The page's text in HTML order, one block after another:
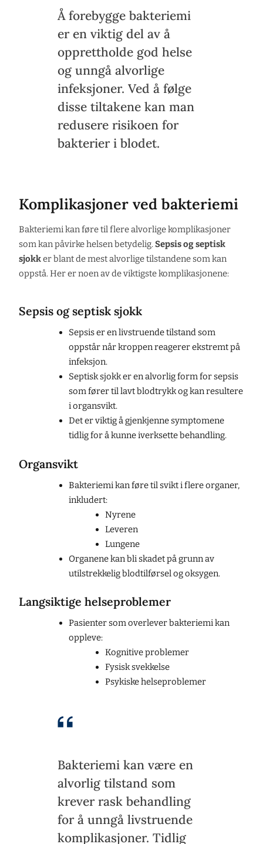
Å forebygge bakteriemi
er en viktig del av å
opprettholde god helse
og unngå alvorlige
infeksjoner. Ved å følge
disse tiltakene kan man
redusere risikoen for
bakterier i blodet.
Komplikasjoner ved bakteriemi
Bakteriemi kan føre til flere alvorlige komplikasjoner
som kan påvirke helsen betydelig.Sepsis og septisk
sjokker blant de mest alvorlige tilstandene som kan
oppstå. Her er noen av de viktigste komplikasjonene:
Sepsis og septisk sjokk
Sepsis er en livstruende tilstand som
oppstår når kroppen reagerer ekstremt på
infeksjon.
Septisk sjokk er en alvorlig form for sepsis
som fører til lavt blodtrykk og kan resultere
i organsvikt.
Det er viktig å gjenkjenne symptomene
tidlig for å kunne iverksette behandling.
Organsvikt
Bakteriemi kan føre til svikt i flere organer,
inkludert:
Nyrene
Leveren
Lungene
Organene kan bli skadet på grunn av
utilstrekkelig blodtilførsel og oksygen.
Langsiktige helseproblemer
Pasienter som overlever bakteriemi kan
oppleve:
Kognitive problemer
Fysisk svekkelse
Psykiske helseproblemer
Bakteriemi kan være en
alvorlig tilstand som
krever rask behandling
for å unngå livstruende
komplikasjoner. Tidlig